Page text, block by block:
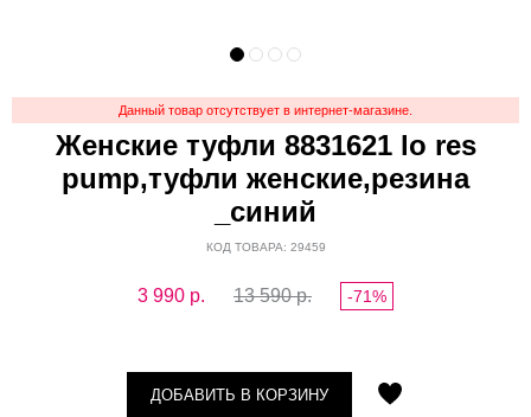
Данный товар отсутствует в интернет-магазине.
Женские туфли 8831621 lo res
pump,туфли женские,резина
_синий
КОД ТОВАРА: 29459
3 990 р. 13 590 р. -71%
ДОБАВИТЬ В КОРЗИНУ